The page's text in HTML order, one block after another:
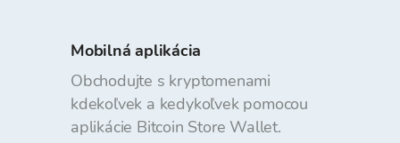
Mobilná aplikácia
Obchodujte s kryptomenami
kdekoľvek a kedykoľvek pomocou
aplikácie Bitcoin Store Wallet.